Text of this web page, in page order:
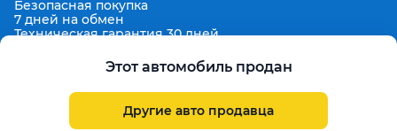
Этот автомобиль продан
Другие авто продавца
Безопасная покупка
7 дней на обмен
Техническая гарантия 30 дней
Гарантированная цена выкупа
Поддержка
Правила размещения объявлений